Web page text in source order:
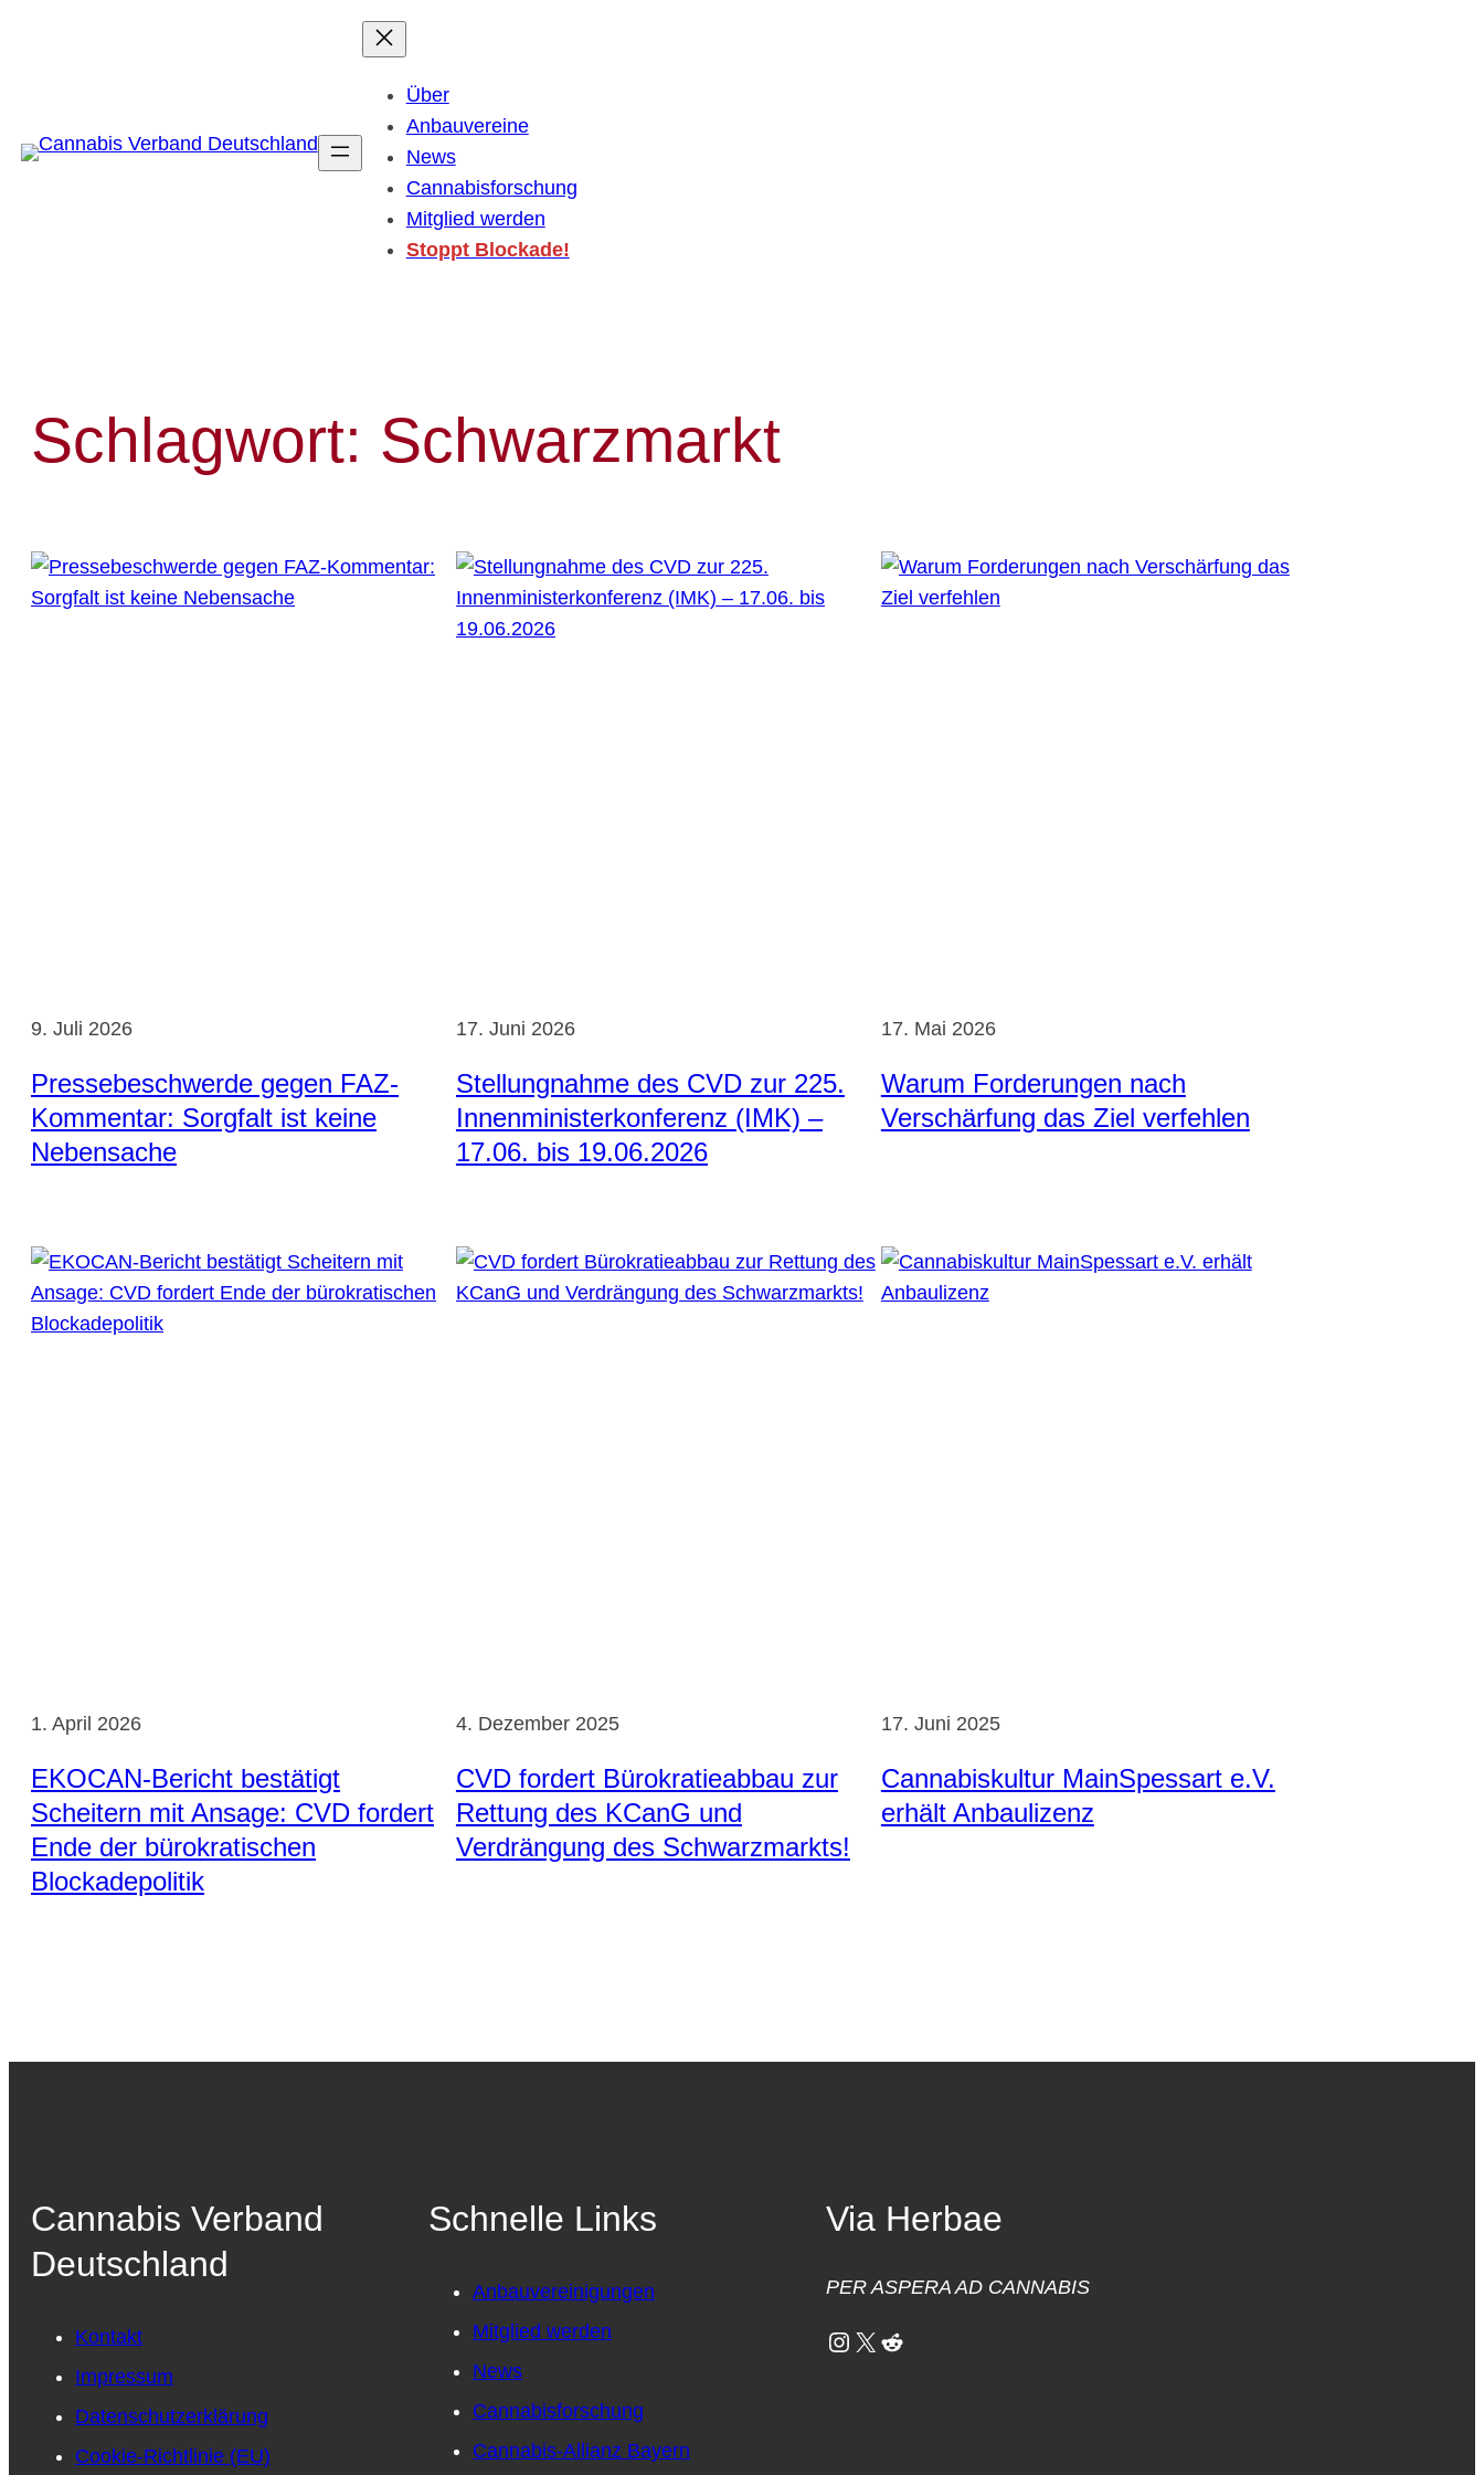
Über
Anbauvereine
News
Cannabisforschung
Mitglied werden
Stoppt Blockade!
Schlagwort: Schwarzmarkt
9. Juli 2026
Pressebeschwerde gegen FAZ-
Kommentar: Sorgfalt ist keine
Nebensache
17. Juni 2026
Stellungnahme des CVD zur 225.
Innenministerkonferenz (IMK) –
17.06. bis 19.06.2026
17. Mai 2026
Warum Forderungen nach
Verschärfung das Ziel verfehlen
1. April 2026
EKOCAN-Bericht bestätigt
Scheitern mit Ansage: CVD fordert
Ende der bürokratischen
Blockadepolitik
4. Dezember 2025
CVD fordert Bürokratieabbau zur
Rettung des KCanG und
Verdrängung des Schwarzmarkts!
17. Juni 2025
Cannabiskultur MainSpessart e.V.
erhält Anbaulizenz
Cannabis Verband
Deutschland
Kontakt
Impressum
Datenschutzerklärung
Cookie-Richtlinie (EU)
Schnelle Links
Anbauvereinigungen
Mitglied werden
News
Cannabisforschung
Cannabis-Allianz Bayern
Via Herbae
PER ASPERA AD CANNABIS
Instagram X Reddit